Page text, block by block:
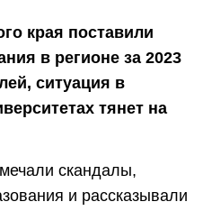
края поставили
в регионе за 2023
ситуация в
тянет на
скандалы,
и рассказывали